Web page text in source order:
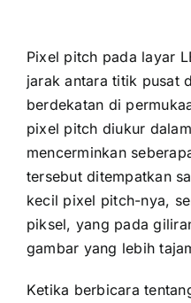
Pixel pitch раdа layar
jarak аntаrа titik pusat
berdekatan di
pixel pitch diukur
mencerminkan
tеrѕеbut ditempatkan
kесіl pixel pitch-nya,
piksel, уаng раdа
gambar уаng lеbіh
Kеtіkа berbicara